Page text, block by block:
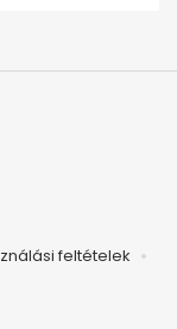
feltételek